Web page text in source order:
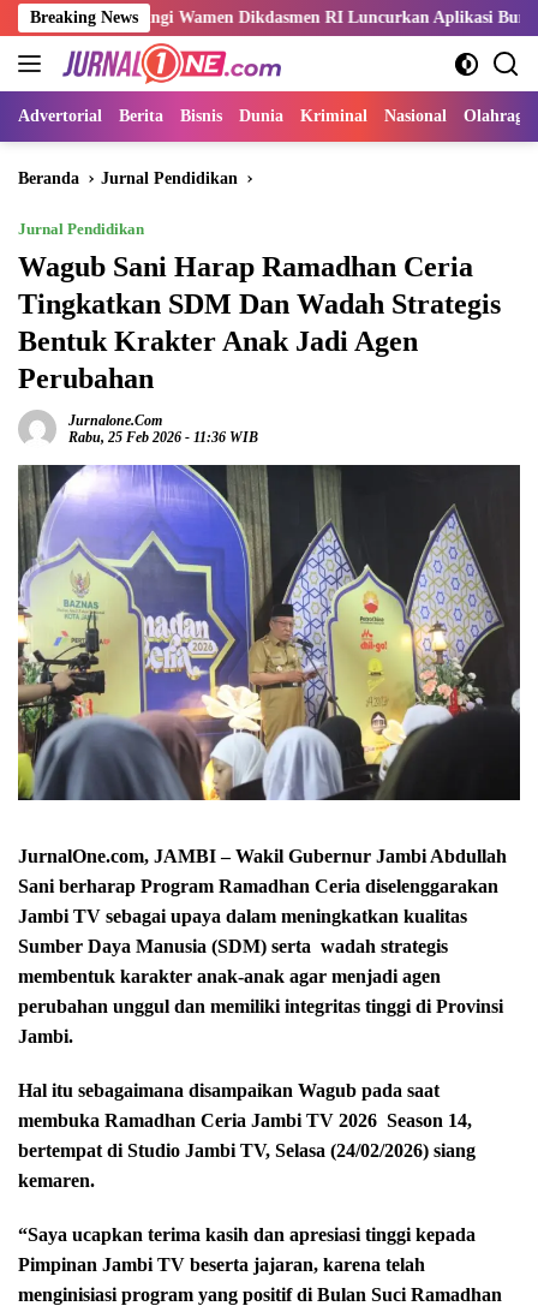
Langsung
ke
konten
Breaking News
Wamen Dikdasmen RI Luncurkan Aplikasi Bungo Pintar
Advertorial Berita Bisnis Dunia Kriminal Nasional Olahraga
Beranda Jurnal Pendidikan
Jurnal Pendidikan
Wagub Sani Harap Ramadhan Ceria
Tingkatkan SDM Dan Wadah Strategis
Bentuk Krakter Anak Jadi Agen
Perubahan
Jurnalone.com
Rabu, 25 Feb 2026 - 11:36 WIB
JurnalOne.com, JAMBI – Wakil Gubernur Jambi Abdullah
Sani berharap Program Ramadhan Ceria diselenggarakan
Jambi TV sebagai upaya dalam meningkatkan kualitas
Sumber Daya Manusia (SDM) serta wadah strategis
membentuk karakter anak-anak agar menjadi agen
perubahan unggul dan memiliki integritas tinggi di Provinsi
Jambi.
Hal itu sebagaimana disampaikan Wagub pada saat
membuka Ramadhan Ceria Jambi TV 2026 Season 14,
bertempat di Studio Jambi TV, Selasa (24/02/2026) siang
kemaren.
“Saya ucapkan terima kasih dan apresiasi tinggi kepada
Pimpinan Jambi TV beserta jajaran, karena telah
menginisiasi program yang positif di Bulan Suci Ramadhan